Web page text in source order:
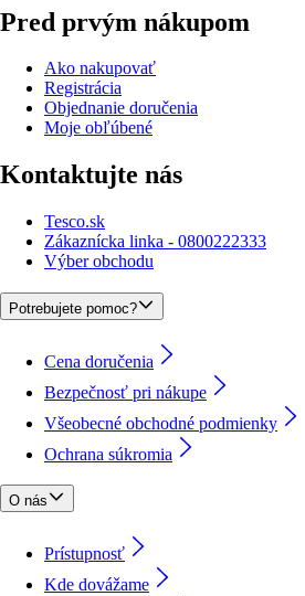
Pred prvým nákupom
Ako nakupovať
Registrácia
Objednanie doručenia
Moje obľúbené
Kontaktujte nás
Tesco.sk
Zákaznícka linka - 0800222333
Výber obchodu
Potrebujete pomoc?
Cena doručenia
Bezpečnosť pri nákupe
Všeobecné obchodné podmienky
Ochrana súkromia
O nás
Prístupnosť
Kde dovážame